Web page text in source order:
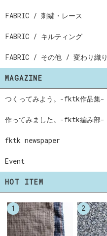
FABRIC / 刺繍・レース
FABRIC / キルティング
FABRIC / その他 / 変わり織り
MAGAZINE
つくってみよう。-fktk作品集-
作ってみました。-fktk編み部-
fktk newspaper
Event
HOT ITEM
1 2